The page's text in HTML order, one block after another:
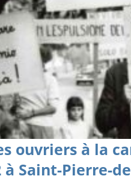
ouvriers à la
Saint-Pierre-